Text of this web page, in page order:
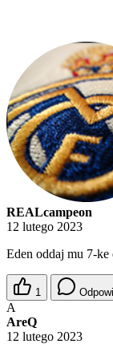
REALcampeon
12 lutego 2023
Eden oddaj mu 7-ke
1
A
AreQ
12 lutego 2023